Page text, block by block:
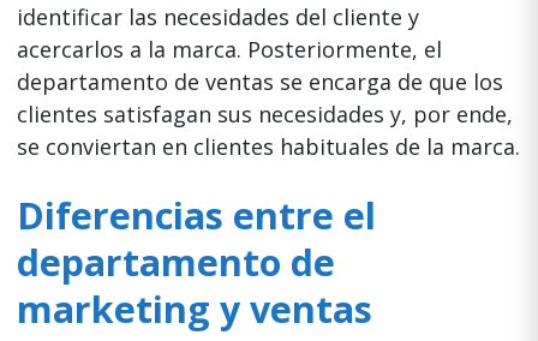
identificar las necesidades del cliente y
acercarlos a la marca. Posteriormente, el
departamento de ventas se encarga de que los
clientes satisfagan sus necesidades y, por ende,
se conviertan en clientes habituales de la marca.
Diferencias entre el
departamento de
marketing y ventas